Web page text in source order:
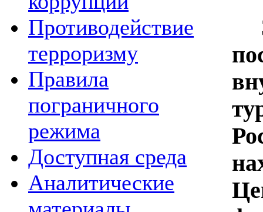
Противодействие
терроризму
Правила
пограничного
режима
Доступная среда
Аналитические